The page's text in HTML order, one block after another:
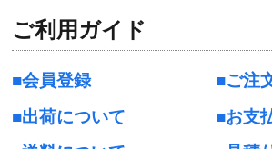
ご利用ガイド
会員登録
ご注
出荷について
お支